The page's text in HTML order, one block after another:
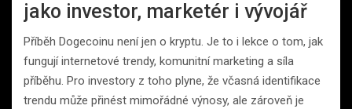
jako investor, marketér i vývojář
Příběh Dogecoinu není jen o kryptu. Je to i lekce o tom, jak
fungují internetové trendy, komunitní marketing a síla
příběhu. Pro investory z toho plyne, že včasná identifikace
trendu může přinést mimořádné výnosy, ale zároveň je